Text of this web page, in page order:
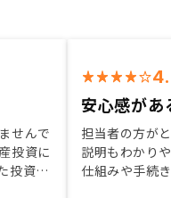
せんで
投資に
投資で
安心感があ
担当者の方が
説明もわかり
仕組みや手続